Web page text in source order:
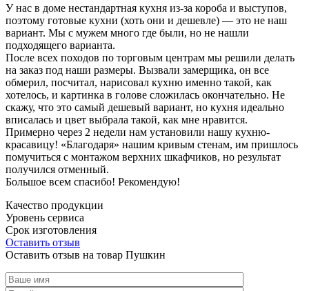
У нас в доме нестандартная кухня из-за короба и выступов,
поэтому готовые кухни (хоть они и дешевле) — это не наш
вариант. Мы с мужем много где были, но не нашли
подходящего варианта.
После всех походов по торговым центрам мы решили делать
на заказ под наши размеры. Вызвали замерщика, он все
обмерил, посчитал, нарисовал кухню именно такой, как
хотелось, и картинка в голове сложилась окончательно. Не
скажу, что это самый дешевый вариант, но кухня идеально
вписалась и цвет выбрала такой, как мне нравится.
Примерно через 2 недели нам установили нашу кухню-
красавицу! «Благодаря» нашим кривым стенам, им пришлось
помучиться с монтажом верхних шкафчиков, но результат
получился отменный.
Большое всем спасибо! Рекомендую!
Качество продукции
Уровень сервиса
Срок изготовления
Оставить отзыв
Оставить отзыв на товар Пушкин